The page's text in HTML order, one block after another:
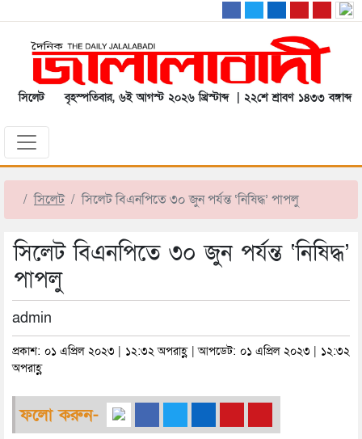
সিলেট বৃহস্পতিবার, ৬ই আগস্ট ২০২৬ খ্রিস্টাব্দ | ২২শে শ্রাবণ ১৪৩৩ বঙ্গাব্দ
সিলেট সিলেট বিএনপিতে ৩০ জুন পর্যন্ত ‘নিষিদ্ধ’ পাপলু
সিলেট বিএনপিতে ৩০ জুন পর্যন্ত ‘নিষিদ্ধ’
পাপলু
admin
প্রকাশ: ০১ এপ্রিল ২০২৩ | ১২:৩২ অপরাহ্ণ | আপডেট: ০১ এপ্রিল ২০২৩ | ১২:৩২
অপরাহ্ণ
ফলো করুন-